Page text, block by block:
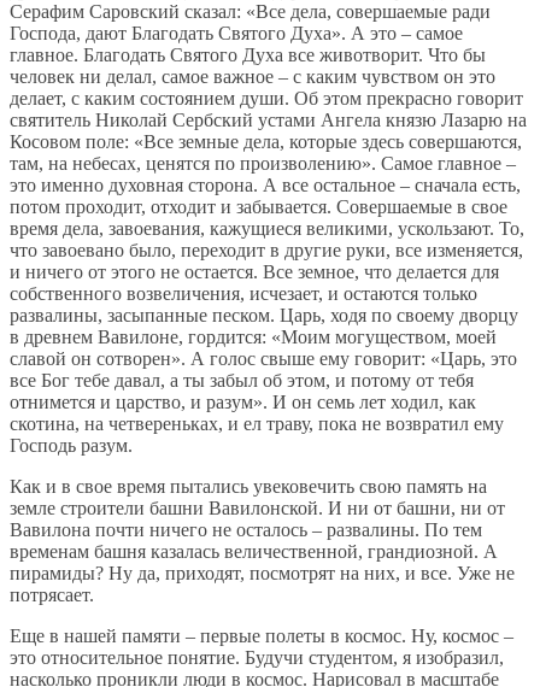
Серафим Саровский сказал: «Все дела, совершаемые ради
Господа, дают Благодать Святого Духа». А это – самое
главное. Благодать Святого Духа все животворит. Что бы
человек ни делал, самое важное – с каким чувством он это
делает, с каким состоянием души. Об этом прекрасно говорит
святитель Николай Сербский устами Ангела князю Лазарю на
Косовом поле: «Все земные дела, которые здесь совершаются,
там, на небесах, ценятся по произволению». Самое главное –
это именно духовная сторона. А все остальное – сначала есть,
потом проходит, отходит и забывается. Совершаемые в свое
время дела, завоевания, кажущиеся великими, ускользают. То,
что завоевано было, переходит в другие руки, все изменяется,
и ничего от этого не остается. Все земное, что делается для
собственного возвеличения, исчезает, и остаются только
развалины, засыпанные песком. Царь, ходя по своему дворцу
в древнем Вавилоне, гордится: «Моим могуществом, моей
славой он сотворен». А голос свыше ему говорит: «Царь, это
все Бог тебе давал, а ты забыл об этом, и потому от тебя
отнимется и царство, и разум». И он семь лет ходил, как
скотина, на четвереньках, и ел траву, пока не возвратил ему
Господь разум.
Как и в свое время пытались увековечить свою память на
земле строители башни Вавилонской. И ни от башни, ни от
Вавилона почти ничего не осталось – развалины. По тем
временам башня казалась величественной, грандиозной. А
пирамиды? Ну да, приходят, посмотрят на них, и все. Уже не
потрясает.
Еще в нашей памяти – первые полеты в космос. Ну, космос –
это относительное понятие. Будучи студентом, я изобразил,
насколько проникли люди в космос. Нарисовал в масштабе